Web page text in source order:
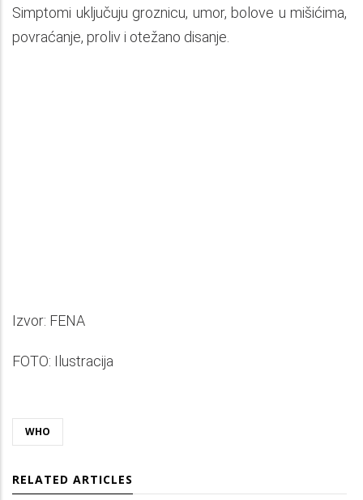
Simptomi uključuju groznicu, umor, bolove u mišićima,
povraćanje, proliv i otežano disanje.
Izvor: FENA
FOTO: Ilustracija
WHO
RELATED ARTICLES